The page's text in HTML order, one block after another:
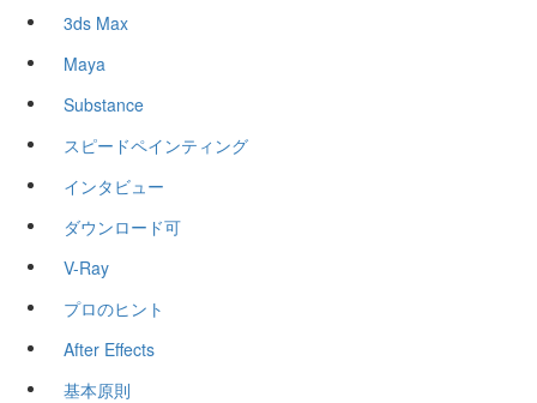
3ds Max
Maya
Substance
スピードペインティング
インタビュー
ダウンロード可
V-Ray
プロのヒント
After Effects
基本原則